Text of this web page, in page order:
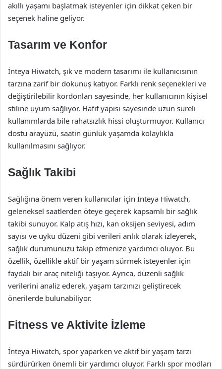
akıllı yaşamı başlatmak isteyenler için dikkat çeken bir
seçenek haline geliyor.
Tasarım ve Konfor
İnteya Hiwatch, şık ve modern tasarımı ile kullanıcısının
tarzına zarif bir dokunuş katıyor. Farklı renk seçenekleri ve
değiştirilebilir kordonları sayesinde, her kullanıcının kişisel
stiline uyum sağlıyor. Hafif yapısı sayesinde uzun süreli
kullanımlarda bile rahatsızlık hissi oluşturmuyor. Kullanıcı
dostu arayüzü, saatin günlük yaşamda kolaylıkla
kullanılmasını sağlıyor.
Sağlık Takibi
Sağlığına önem veren kullanıcılar için İnteya Hiwatch,
geleneksel saatlerden öteye geçerek kapsamlı bir sağlık
takibi sunuyor. Kalp atış hızı, kan oksijen seviyesi, adım
sayısı ve uyku düzeni gibi verileri anlık olarak izleyerek,
sağlık durumunuzu takip etmenize yardımcı oluyor. Bu
özellik, özellikle aktif bir yaşam sürmek isteyenler için
faydalı bir araç niteliği taşıyor. Ayrıca, düzenli sağlık
verilerini analiz ederek, yaşam tarzınızı geliştirecek
önerilerde bulunabiliyor.
Fitness ve Aktivite İzleme
İnteya Hiwatch, spor yaparken ve aktif bir yaşam tarzı
sürdürürken önemli bir yardımcı oluyor. Farklı spor modları